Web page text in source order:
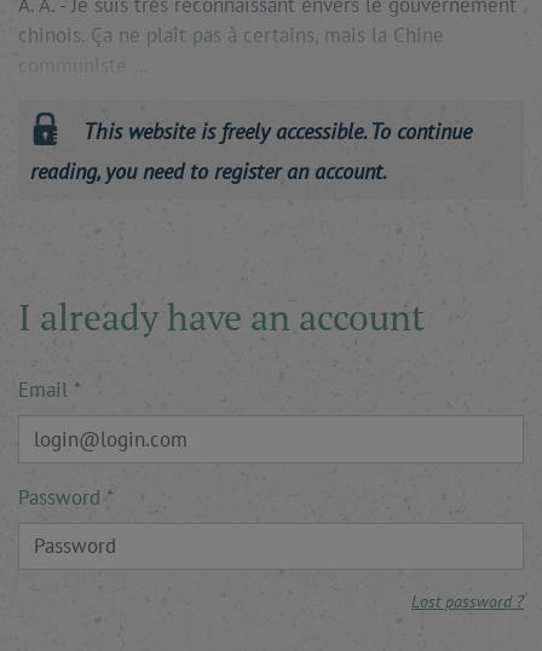
chinois. Ça ne plaît pas à certains, mais la Chine
This website is freely accessible. To continue
reading, you need to register an account.
I already have an account
Email
Password
Lost password ?